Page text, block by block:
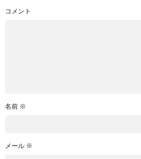
コメント
名前 ※
メール ※